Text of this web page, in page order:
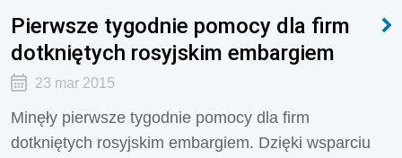
Pierwsze tygodnie pomocy dla firm
dotkniętych rosyjskim embargiem
23 mar 2015
Minęły pierwsze tygodnie pomocy dla firm
dotkniętych rosyjskim embargiem. Dzięki wsparciu